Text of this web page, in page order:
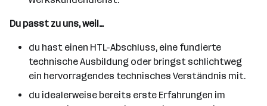
Du passt zu uns, weil…
du hast einen HTL-Abschluss, eine fundierte
technische Ausbildung oder bringst schlichtweg
ein hervorragendes technisches Verständnis mit.
du idealerweise bereits erste Erfahrungen im